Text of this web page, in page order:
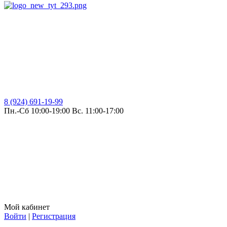
8 (924) 691-19-99
Пн.-Сб 10:00-19:00 Вс. 11:00-17:00
Мой кабинет
Войти | Регистрация